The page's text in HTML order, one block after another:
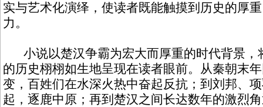
实与艺术化演绎，使读者既能触摸到历史的厚
力。
小说以楚汉争霸为宏大而厚重的时代背景，
的历史栩栩如生地呈现在读者眼前。从秦朝末
变，百姓们在水深火热中奋起反抗；到刘邦、
起，逐鹿中原；再到楚汉之间长达数年的激烈